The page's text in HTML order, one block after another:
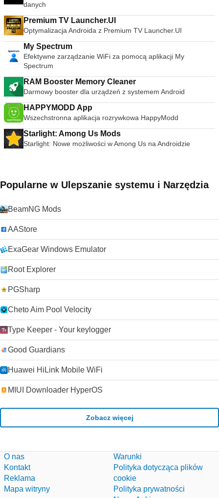
danych
Premium TV Launcher.UI
Optymalizacja Androida z Premium TV Launcher.UI
My Spectrum
Efektywne zarządzanie WiFi za pomocą aplikacji My
Spectrum
RAM Booster Memory Cleaner
Darmowy booster dla urządzeń z systemem Android
HAPPYMODD App
Wszechstronna aplikacja rozrywkowa HappyModd
Starlight: Among Us Mods
Starlight: Nowe możliwości w Among Us na Androidzie
Popularne w Ulepszanie systemu i Narzędzia
BeamNG Mods
AAStore
ExaGear Windows Emulator
Root Explorer
PGSharp
Cheto Aim Pool Velocity
Type Keeper - Your keylogger
Good Guardians
Huawei HiLink Mobile WiFi
MIUI Downloader HyperOS
Zobacz więcej
O nas
Kontakt
Reklama
Mapa witryny
Warunki
Polityka dotycząca plików
cookie
Polityka prywatności